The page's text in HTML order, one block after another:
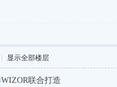
显示全部楼层
联合打造